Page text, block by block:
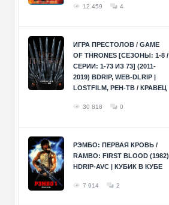
12 459 4
ИГРА ПРЕСТОЛОВ / GAME
OF THRONES [СЕЗОНЫ: 1-8 /
СЕРИИ: 1-73 ИЗ 73] (2011-
2019) BDRIP, WEB-DLRIP |
LOSTFILM, РЕН-ТВ / КРАВЕЦ
30 818 0
РЭМБО: ПЕРВАЯ КРОВЬ /
RAMBO: FIRST BLOOD (1982)
HDRIP-AVC | КУБИК В КУБЕ
7 914 2